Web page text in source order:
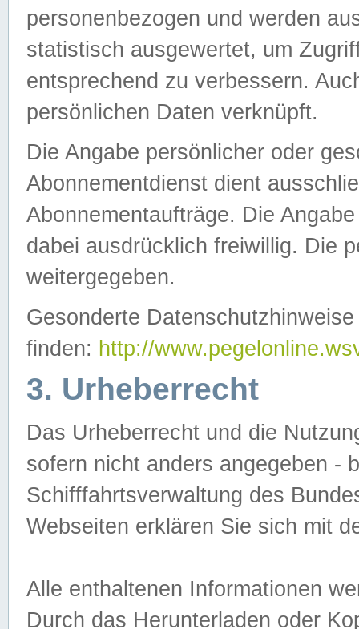
personenbezogen und werden
statistisch ausgewertet, um
entsprechend zu verbessern.
persönlichen Daten verknüpft.
Die Angabe persönlicher oder
Abonnementdienst dient
Abonnementaufträge. Die
dabei ausdrücklich freiwillig. Die
weitergegeben.
Gesonderte
finden: http://
3. Urheberrecht
Das Urheberrecht und die
sofern nicht anders angegeben -
Schifffahrtsverwaltung des
Webseiten erklären Sie sich mit
Alle enthaltenen Informationen
Durch das Herunterladen oder